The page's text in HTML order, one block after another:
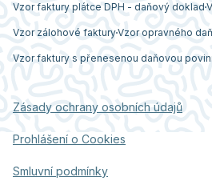
Vzor faktury plátce DPH - daňový doklad
Vzor zálohové fakturyVzor opravného
Vzor faktury s přenesenou daňovou
Zásady ochrany osobních údajů
Prohlášení o Cookies
Smluvní podmínky